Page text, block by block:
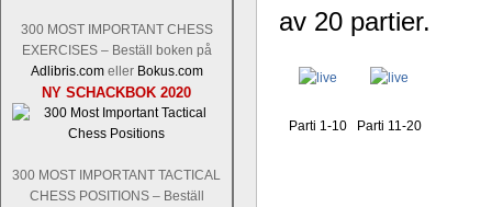
300 MOST IMPORTANT CHESS
EXERCISES – Beställ boken på
Adlibris.comeller Bokus.com
NY SCHACKBOK 2020
300 MOST IMPORTANT TACTICAL
CHESS POSITIONS – Beställ
den spelformen ett steg i rätt
av 20 partier.
Parti 1-10 Parti 11-20